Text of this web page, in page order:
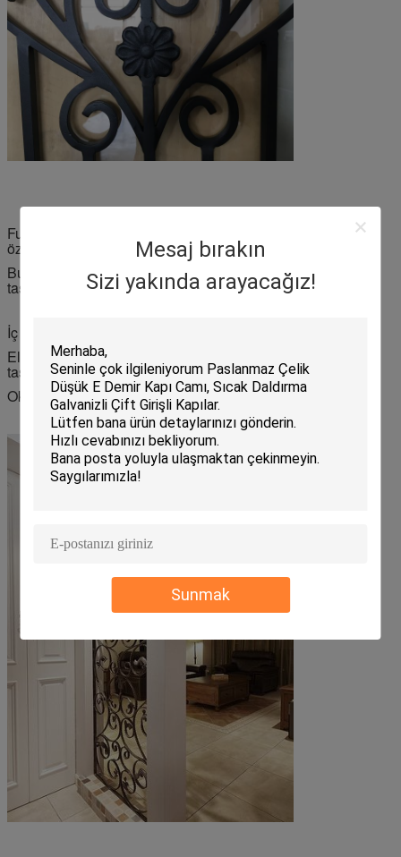
Mesaj bırakın
Sizi yakında arayacağız!
Sunmak
Fusion Wrought Iron koleksiyonumuz, dövme demirinin
özgünlüğünü ve ihtişamını kutluyor.
Bu özellik, cam takımın her iki tarafında da dövme demir
tasarımının parıltısını sergiler.
İç cam seçenekleri
El sanatçısı dövme demir koleksiyonu, tüm dövme demir
tasarımlarında çeşitli cam destek seçenekleri sunar.
Okyanus, granit, barok ve listral.